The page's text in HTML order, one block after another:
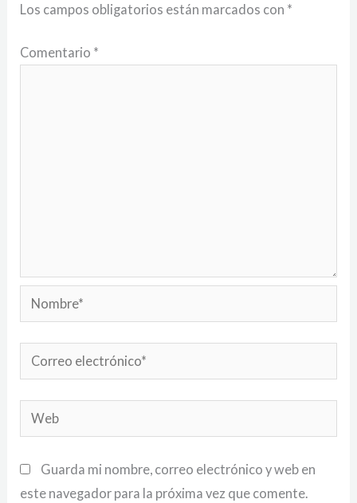
Los campos obligatorios están marcados con *
Comentario *
Nombre*
Correo
electrónico*
Web
Guarda mi nombre, correo electrónico y web en
este navegador para la próxima vez que comente.